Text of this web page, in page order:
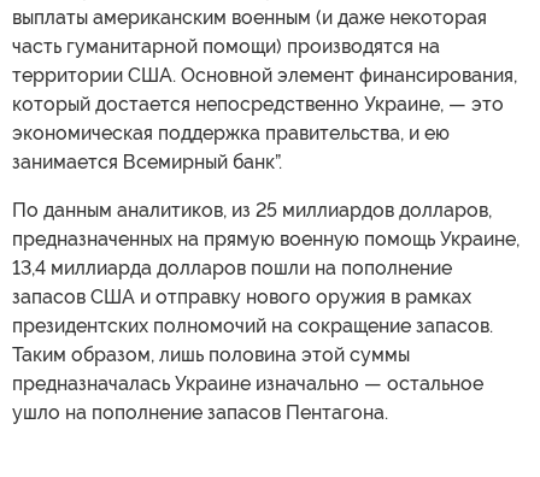
выплаты американским военным (и даже некоторая
часть гуманитарной помощи) производятся на
территории США. Основной элемент финансирования,
который достается непосредственно Украине, — это
экономическая поддержка правительства, и ею
занимается Всемирный банк”.
По данным аналитиков, из 25 миллиардов долларов,
предназначенных на прямую военную помощь Украине,
13,4 миллиарда долларов пошли на пополнение
запасов США и отправку нового оружия в рамках
президентских полномочий на сокращение запасов.
Таким образом, лишь половина этой суммы
предназначалась Украине изначально — остальное
ушло на пополнение запасов Пентагона.